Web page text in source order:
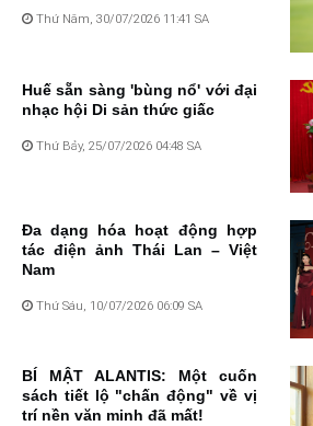
Thứ Năm, 30/07/2026 11:41 SA
Huế sẵn sàng 'bùng nổ' với đại
nhạc hội Di sản thức giấc
Thứ Bảy, 25/07/2026 04:48 SA
Đa dạng hóa hoạt động hợp
tác điện ảnh Thái Lan – Việt
Nam
Thứ Sáu, 10/07/2026 06:09 SA
BÍ MẬT ALANTIS: Một cuốn
sách tiết lộ "chấn động" về vị
trí nền văn minh đã mất!